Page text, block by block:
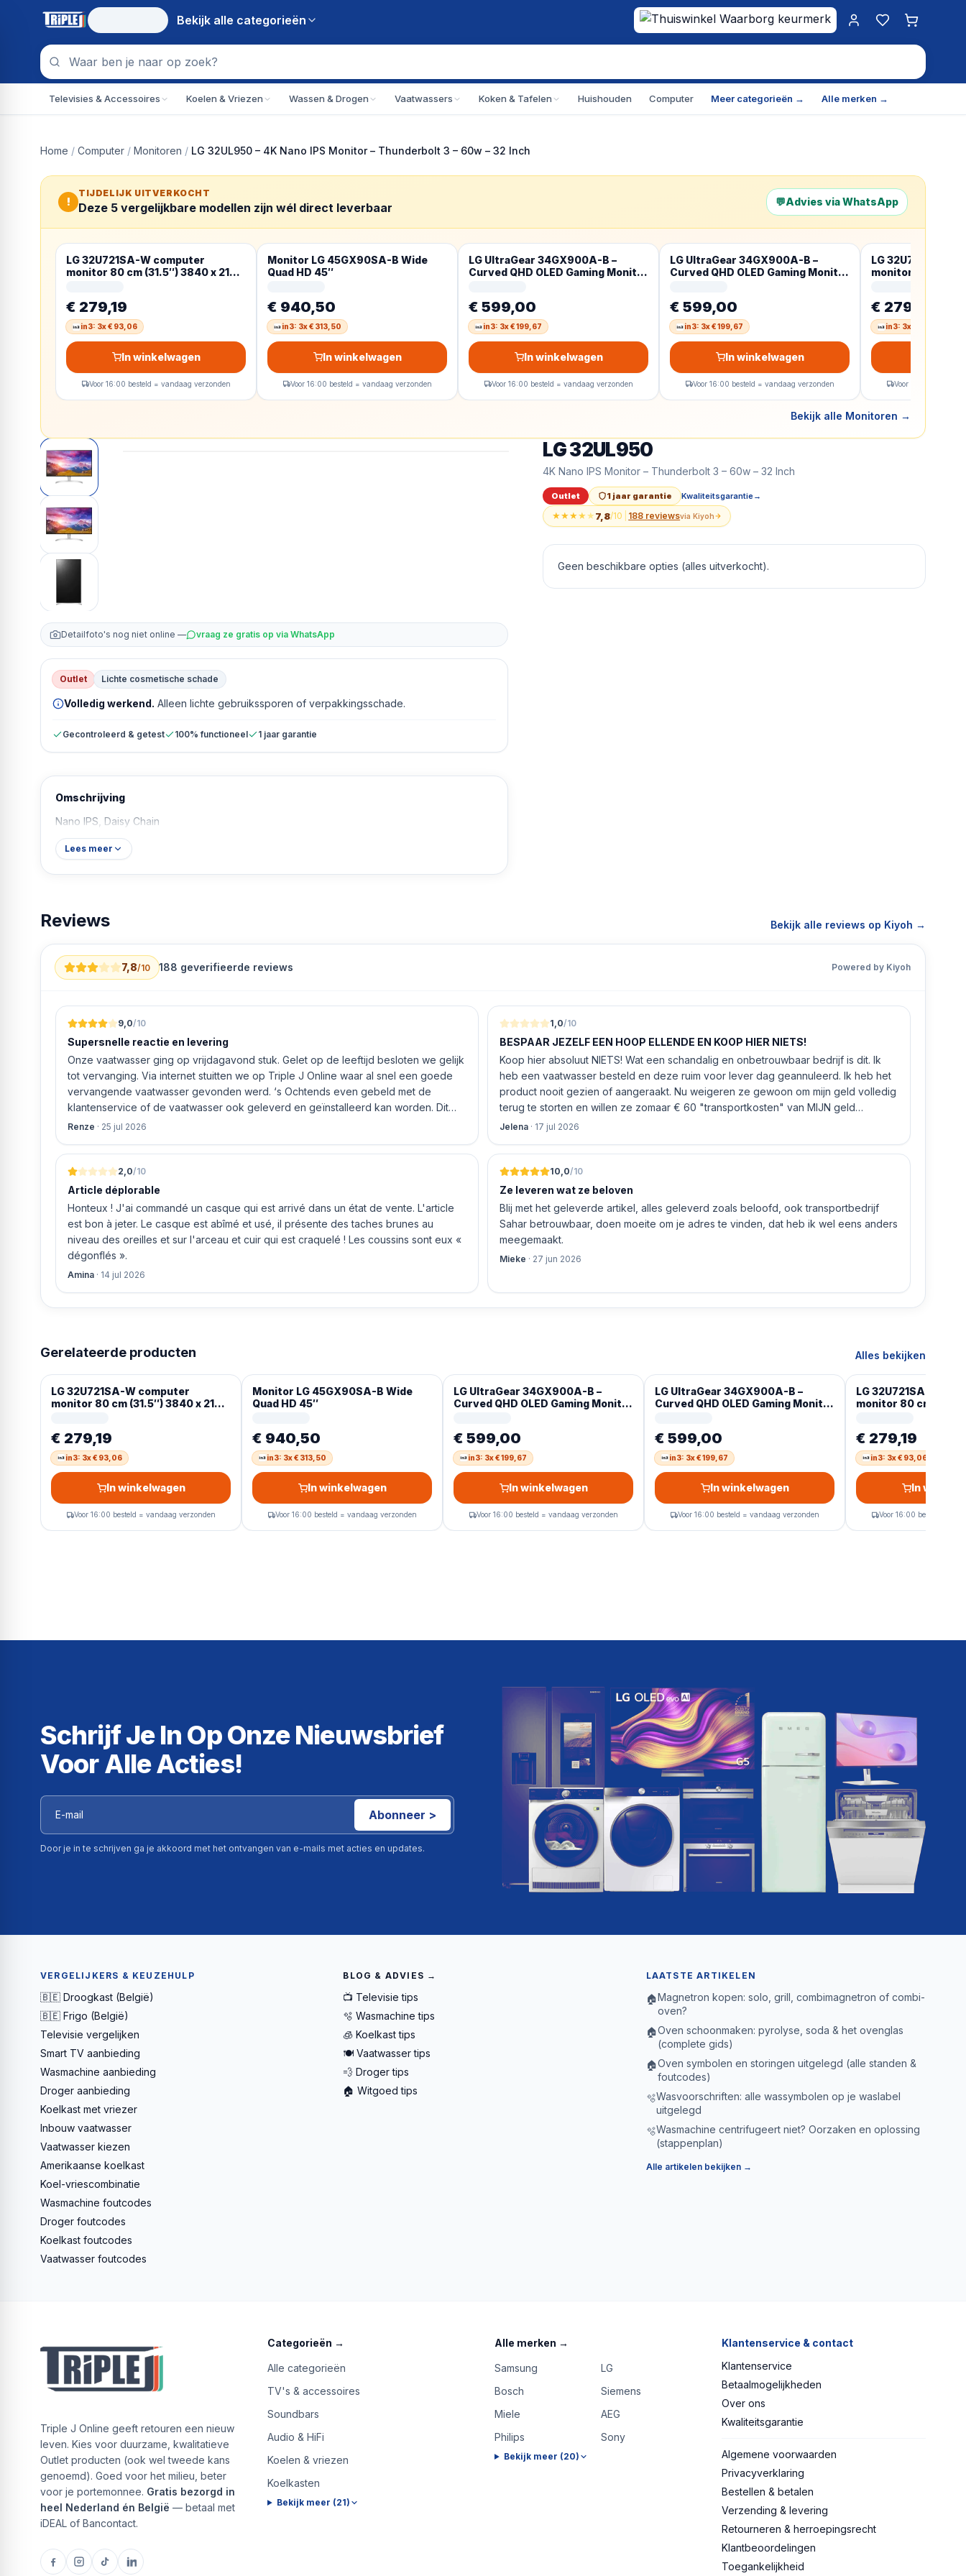
Bekijk alle categorieën
Mijn account
Favorieten
Televisies & Accessoires Koelen & Vriezen Wassen & Drogen Vaatwassers Koken & Tafelen Huishouden Computer Meer categorieën → Alle merken →
Home / Computer / Monitoren / LG 32UL950 – 4K Nano IPS Monitor – Thunderbolt 3 – 60w – 32 Inch
!
TIJDELIJK UITVERKOCHT
Deze 5 vergelijkbare modellen zijn wél direct leverbaar 💬Advies via WhatsApp
LG 32U721SA-W computer
monitor 80 cm (31.5″) 3840 x 2160
€ 279,19
in3: 3x € 93,06
In winkelwagen
Voor 16:00 besteld = vandaag verzonden
Monitor LG 45GX90SA-B Wide
Quad HD 45″
€ 940,50
in3: 3x € 313,50
In winkelwagen
Voor 16:00 besteld = vandaag verzonden
LG UltraGear 34GX900A-B –
Curved QHD OLED Gaming Monitor
€ 599,00
in3: 3x € 199,67
In winkelwagen
Voor 16:00 besteld = vandaag verzonden
LG UltraGear 34GX900A-B –
Curved QHD OLED Gaming Monitor
€ 599,00
in3: 3x € 199,67
In winkelwagen
Voor 16:00 besteld = vandaag verzonden
LG 32U721SA-W
monitor 80 cm
€ 279,19
in3: 3x € 93,06
Voor 16:00 besteld
Bekijk alle Monitoren →
Detailfoto's nog niet online — vraag ze gratis op via WhatsApp
Outlet Lichte cosmetische schade
Volledig werkend. Alleen lichte gebruikssporen of verpakkingsschade.
Gecontroleerd & getest 100% functioneel 1 jaar garantie
Omschrijving
Nano IPS, Daisy Chain
Lees meer
Outlet
LG 32UL950
4K Nano IPS Monitor – Thunderbolt 3 – 60w – 32 Inch
Outlet 1 jaar garantie Kwaliteitsgarantie→
★★★★★7,8/10 188 reviewsviaKiyoh
Geen beschikbare opties (alles uitverkocht).
Reviews Bekijk alle reviews op Kiyoh →
7,8/10 188 geverifieerde reviews Powered by Kiyoh
9,0/10
Supersnelle reactie en levering
Onze vaatwasser ging op vrijdagavond stuk. Gelet op de leeftijd besloten we gelijk
tot vervanging. Via internet stuitten we op Triple J Online waar al snel een goede
vervangende vaatwasser gevonden werd. ‘s Ochtends even gebeld met de
klantenservice of de vaatwasser ook geleverd en geïnstalleerd kan worden. Dit
bleek het geval tegen alleszins concurrente prijzen. De vriendelijke medewerker
ging doen om ‘s middags nog te leveren. Het bleken geen loze woorden: om 16.00
uur werd de Neff vaatwasser geleverd en ver
Renze · 25 jul 2026
1,0/10
BESPAAR JEZELF EEN HOOP ELLENDE EN KOOP HIER NIETS!
Koop hier absoluut NIETS! Wat een schandalig en onbetrouwbaar bedrijf is dit. Ik
heb een vaatwasser besteld en deze ruim voor lever dag geannuleerd. Ik heb het
product nooit gezien of aangeraakt. Nu weigeren ze gewoon om mijn geld volledig
terug te storten en willen ze zomaar € 60 "transportkosten" van MIJN geld
inhouden!
Jelena · 17 jul 2026
2,0/10
Article déplorable
Honteux ! J'ai commandé un casque qui est arrivé dans un état de vente. L'article
est bon à jeter. Le casque est abîmé et usé, il présente des taches brunes au
niveau des oreilles et sur l'arceau et cuir qui est craquelé ! Les coussins sont eux «
dégonflés ».
Amina · 14 jul 2026
10,0/10
Ze leveren wat ze beloven
Blij met het geleverde artikel, alles geleverd zoals beloofd, ook transportbedrijf
Sahar betrouwbaar, doen moeite om je adres te vinden, dat heb ik wel eens anders
meegemaakt.
Mieke · 27 jun 2026
Gerelateerde producten Alles bekijken
LG 32U721SA-W computer
monitor 80 cm (31.5″) 3840 x 2160
€ 279,19
in3: 3x € 93,06
In winkelwagen
Voor 16:00 besteld = vandaag verzonden
Monitor LG 45GX90SA-B Wide
Quad HD 45″
€ 940,50
in3: 3x € 313,50
In winkelwagen
Voor 16:00 besteld = vandaag verzonden
LG UltraGear 34GX900A-B –
Curved QHD OLED Gaming Monitor
€ 599,00
in3: 3x € 199,67
In winkelwagen
Voor 16:00 besteld = vandaag verzonden
LG UltraGear 34GX900A-B –
Curved QHD OLED Gaming Monitor
€ 599,00
in3: 3x € 199,67
In winkelwagen
Voor 16:00 besteld = vandaag verzonden
LG 32U721SA-W
monitor 80 cm
€ 279,19
in3: 3x € 93,06
In
Voor 16:00 besteld =
Schrijf Je In Op Onze Nieuwsbrief
Voor Alle Acties!
Abonneer >
Door je in te schrijven ga je akkoord met het ontvangen van e-mails met acties en updates.
VERGELIJKERS & KEUZEHULP
🇧🇪 Droogkast (België)
🇧🇪 Frigo (België)
Televisie vergelijken
Smart TV aanbieding
Wasmachine aanbieding
Droger aanbieding
Koelkast met vriezer
Inbouw vaatwasser
Vaatwasser kiezen
Amerikaanse koelkast
Koel-vriescombinatie
Wasmachine foutcodes
Droger foutcodes
Koelkast foutcodes
Vaatwasser foutcodes
BLOG & ADVIES →
📺 Televisie tips
🫧 Wasmachine tips
🧊 Koelkast tips
🍽️ Vaatwasser tips
💨 Droger tips
🏠 Witgoed tips
LAATSTE ARTIKELEN
🏠Magnetron kopen: solo, grill, combimagnetron of combi-
oven?
🏠Oven schoonmaken: pyrolyse, soda & het ovenglas
(complete gids)
🏠Oven symbolen en storingen uitgelegd (alle standen &
foutcodes)
🫧Wasvoorschriften: alle wassymbolen op je waslabel
uitgelegd
🫧Wasmachine centrifugeert niet? Oorzaken en oplossing
(stappenplan)
Alle artikelen bekijken →
Triple J Online geeft retouren een nieuw
leven. Kies voor duurzame, kwalitatieve
Outlet producten (ook wel tweede kans
genoemd). Goed voor het milieu, beter
voor je portemonnee. Gratis bezorgd in
heel Nederland én België — betaal met
iDEAL of Bancontact.
Categorieën →
Alle categorieën
TV's & accessoires
Soundbars
Audio & HiFi
Koelen & vriezen
Koelkasten
Bekijk meer (21)
Alle merken →
Samsung
LG
Bosch
Siemens
Miele
AEG
Philips
Sony
Bekijk meer (20)
Klantenservice & contact
Klantenservice
Betaalmogelijkheden
Over ons
Kwaliteitsgarantie
Algemene voorwaarden
Privacyverklaring
Bestellen & betalen
Verzending & levering
Retourneren & herroepingsrecht
Klantbeoordelingen
Toegankelijkheid